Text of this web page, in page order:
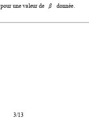
pour une valeur de β donnée.
3/13